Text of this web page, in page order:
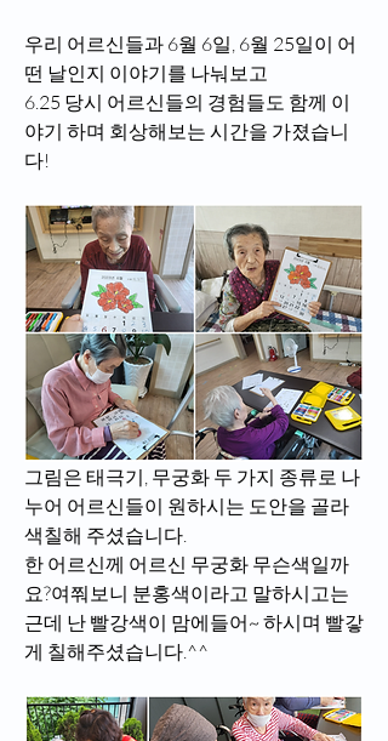
우리 어르신들과 6월 6일, 6월 25일이 어
떤 날인지 이야기를 나눠보고
6.25 당시 어르신들의 경험들도 함께 이
야기 하며 회상해보는 시간을 가졌습니
다!
그림은 태극기, 무궁화 두 가지 종류로 나
누어 어르신들이 원하시는 도안을 골라
색칠해 주셨습니다.
한 어르신께 어르신 무궁화 무슨색일까
요?여쭤보니 분홍색이라고 말하시고는
근데 난 빨강색이 맘에들어~ 하시며 빨갛
게 칠해주셨습니다.^^